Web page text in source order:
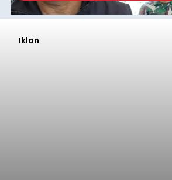
Iklan